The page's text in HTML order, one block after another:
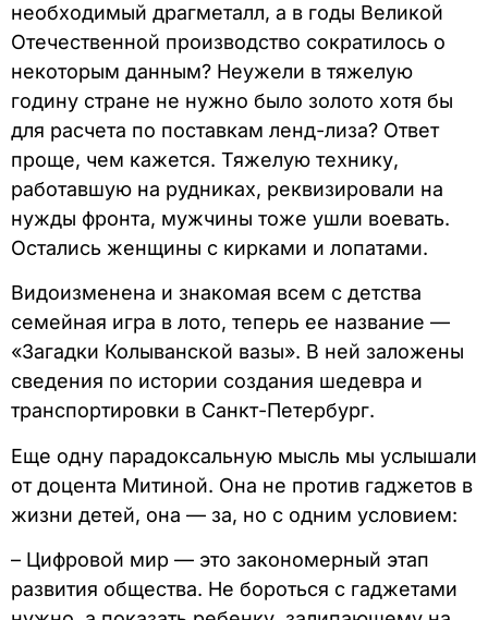
необходимый драгметалл, а в годы Великой
Отечественной производство сократилось о
некоторым данным? Неужели в тяжелую
годину стране не нужно было золото хотя бы
для расчета по поставкам ленд-лиза? Ответ
проще, чем кажется. Тяжелую технику,
работавшую на рудниках, реквизировали на
нужды фронта, мужчины тоже ушли воевать.
Остались женщины с кирками и лопатами.
Видоизменена и знакомая всем с детства
семейная игра в лото, теперь ее название —
«Загадки Колыванской вазы». В ней заложены
сведения по истории создания шедевра и
транспортировки в Санкт-Петербург.
Еще одну парадоксальную мысль мы услышали
от доцента Митиной. Она не против гаджетов в
жизни детей, она — за, но с одним условием:
– Цифровой мир — это закономерный этап
развития общества. Не бороться с гаджетами